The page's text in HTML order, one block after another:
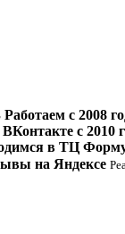
Работаем с 2008
ВКонтакте с 2010
в ТЦ
на Яндексе